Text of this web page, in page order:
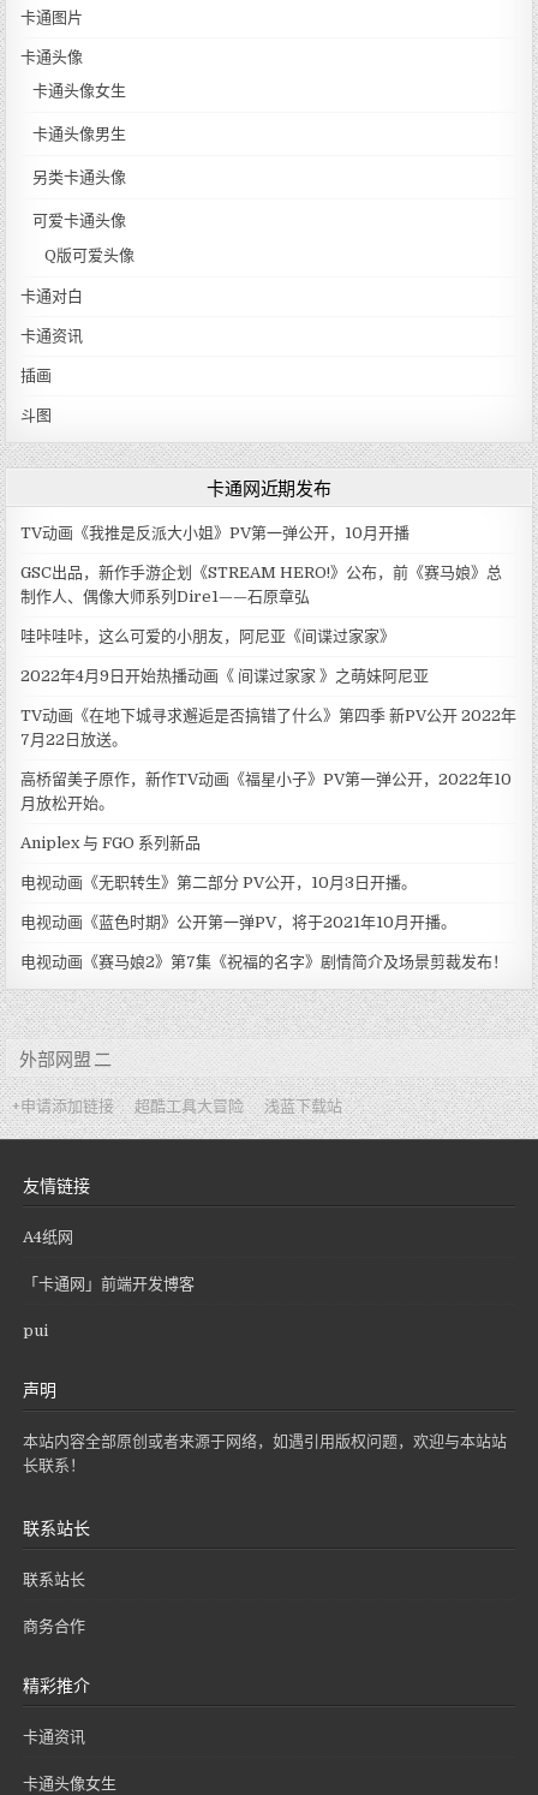
卡通图片
卡通头像
卡通头像女生
卡通头像男生
另类卡通头像
可爱卡通头像
Q版可爱头像
卡通对白
卡通资讯
插画
斗图
卡通网近期发布
TV动画《我推是反派大小姐》PV第一弹公开，10月开播
GSC出品，新作手游企划《STREAM HERO!》公布，前《赛马娘》总
制作人、偶像大师系列Dire1——石原章弘
哇咔哇咔，这么可爱的小朋友，阿尼亚《间谍过家家》
2022年4月9日开始热播动画《 间谍过家家 》之萌妹阿尼亚
TV动画《在地下城寻求邂逅是否搞错了什么》第四季 新PV公开 2022年
7月22日放送。
高桥留美子原作，新作TV动画《福星小子》PV第一弹公开，2022年10
月放松开始。
Aniplex 与 FGO 系列新品
电视动画《无职转生》第二部分 PV公开，10月3日开播。
电视动画《蓝色时期》公开第一弹PV，将于2021年10月开播。
电视动画《赛马娘2》第7集《祝福的名字》剧情简介及场景剪裁发布！
外部网盟 二
+申请添加链接 超酷工具大冒险 浅蓝下载站
友情链接
A4纸网
「卡通网」前端开发博客
pui
声明
本站内容全部原创或者来源于网络，如遇引用版权问题，欢迎与本站站
长联系！
联系站长
联系站长
商务合作
精彩推介
卡通资讯
卡通头像女生